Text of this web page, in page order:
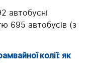
автобусні
695 автобусів (з
колії: як